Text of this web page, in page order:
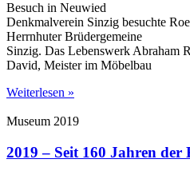
Besuch in Neuwied
Denkmalverein Sinzig besuchte
Herrnhuter Brüdergemeine
Sinzig. Das Lebenswerk Abraham
David, Meister im Möbelbau
Weiterlesen »
Museum 2019
2019 – Seit 160 Jahren